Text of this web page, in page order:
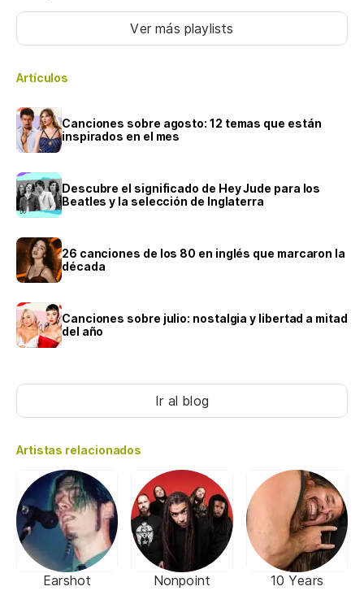
Ver más playlists
Artículos
Canciones sobre agosto: 12 temas que están
inspirados en el mes
Descubre el significado de Hey Jude para los
Beatles y la selección de Inglaterra
26 canciones de los 80 en inglés que marcaron la
década
Canciones sobre julio: nostalgia y libertad a mitad
del año
Ir al blog
Artistas relacionados
Earshot Nonpoint 10 Years